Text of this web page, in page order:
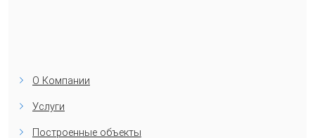
О Компании
Услуги
Построенные объекты